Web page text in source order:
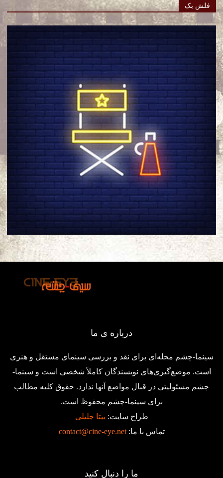
فلش بک
درباره ی ما
سینما-چشم مجله‌ای برای نقد و بررسی سینمای مستقل و هنری
است. موضع‌گیری‌های نویسندگان کاملاً شخصی است و سینما-
چشم مسئولیتی در قبال مواضع آنها ندارد. حقوق کلیه مطالب
برای سینما-چشم محفوظ است.
طراح سایت: بیتا جلیلی
تماس با ما:contact@cine-eye.net
ما را دنبال کنید